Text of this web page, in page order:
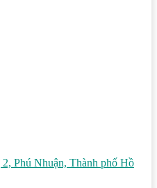
Phú Nhuận, Thành phố Hồ